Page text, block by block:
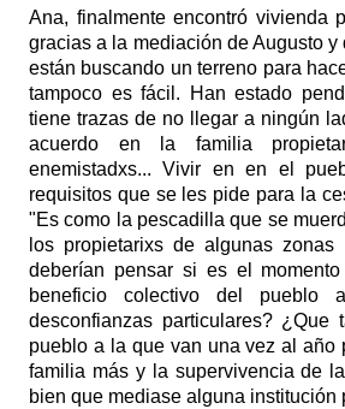
Ana, finalmente encontró vivienda
gracias a la mediación de Augusto y
están buscando un terreno para
tampoco es fácil. Han estado
tiene trazas de no llegar a ningún
acuerdo en la familia
enemistadxs... Vivir en en el
requisitos que se les pide para la
"Es como la pescadilla que se
los propietarixs de algunas zonas
deberían pensar si es el
beneficio colectivo del pueblo
desconfianzas particulares? ¿Que
pueblo a la que van una vez al año
familia más y la supervivencia de
bien que mediase alguna institución